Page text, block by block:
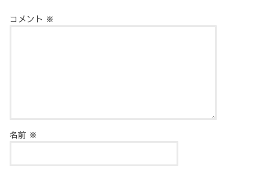
コメント ※
名前 ※